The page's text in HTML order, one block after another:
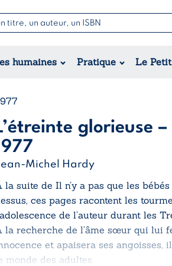
humaines Pratique Le
Romance
Jeunesse
glorieuse –
Michel Hardy
la suite de Il n’y a pas que les
, ces pages racontent les
de l’auteur durant les
la recherche de l’âme sœur qui lui
et apaisera ses angoisses,
monde des adultes.